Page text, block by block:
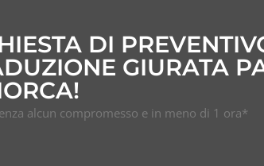
DI
GIURATA
alcun compromesso e in meno di 1 ora*